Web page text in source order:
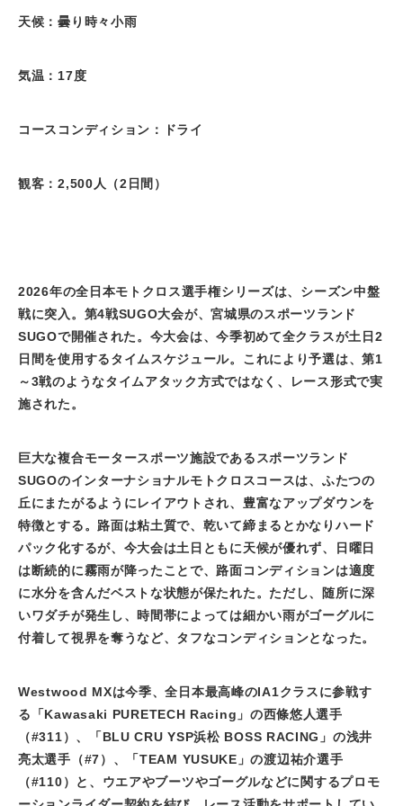
天候：曇り時々小雨
気温： 17度
コースコンディション：ドライ
観客：2,500 人（2 日間）
2026年の全日本モトクロス選手権シリーズは、シーズン中盤
戦に突入。第4戦SUGO大会が、宮城県のスポーツランド
SUGOで開催された。今大会は、今季初めて全クラスが土日 2
日間を使用するタイムスケジュール。これにより予選は、第1
～3戦のようなタイムアタック方式ではなく、レース形式で実
施された。
巨大な複合モータースポーツ施設であるスポーツランド
SUGOのインターナショナルモトクロスコースは、ふたつの
丘にまたがるようにレイアウトされ、豊富なアップダウンを
特徴とする。路面は粘土質で、乾いて締まるとかなりハード
パック化するが、今大会は土日ともに天候が優れず、日曜日
は断続的に霧雨が降ったことで、路面コンディションは適度
に水分を含んだベストな状態が保たれた。ただし、随所に深
いワダチが発生し、時間帯によっては細かい雨がゴーグルに
付着して視界を奪うなど、タフなコンディションとなった。
Westwood MXは今季、全日本最高峰のIA1クラスに参戦す
る「Kawasaki PURETECH Racing 」の西條悠人選手
（#311）、「BLU CRU YSP浜松BOSS RACING 」の浅井
亮太選手（#7）、「TEAM YUSUKE 」の渡辺祐介選手
（#110）と、ウエアやブーツやゴーグルなどに関するプロモ